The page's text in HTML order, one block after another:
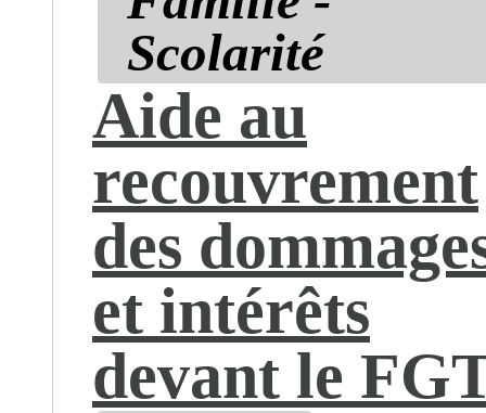
Scolarité
Aide au
recouvrement
des
et intérêts
devant le